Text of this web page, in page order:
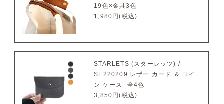
19色×金具3色
1,980円(税込)
STARLETS (スターレッツ) /
SE220209 レザー カード ＆ コイ
ン ケース -全4色
3,850円(税込)